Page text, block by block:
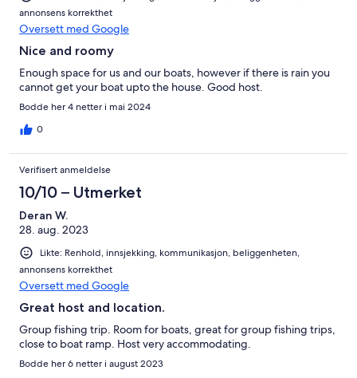
annonsens korrekthet
Oversett med Google
Nice and roomy
Enough space for us and our boats, however if there is rain you
cannot get your boat upto the house. Good host.
Bodde her 4 netter i mai 2024
0
Verifisert anmeldelse
10/10 – Utmerket
Deran W.
28. aug. 2023
Likte: Renhold, innsjekking, kommunikasjon, beliggenheten,
annonsens korrekthet
Oversett med Google
Great host and location.
Group fishing trip. Room for boats, great for group fishing trips,
close to boat ramp. Host very accommodating.
Bodde her 6 netter i august 2023